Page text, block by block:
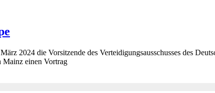
2024 die Vorsitzende des Verteidigungsausschusses des
Mainz einen Vortrag